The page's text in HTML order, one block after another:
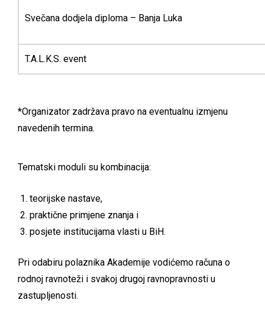
Svečana dodjela diploma – Banja Luka
T.A.L.K.S. event
*Organizator zadržava pravo na eventualnu izmjenu
navedenih termina.
Tematski moduli su kombinacija:
teorijske nastave,
praktične primjene znanja i
posjete institucijama vlasti u BiH.
Pri odabiru polaznika Akademije vodićemo računa o
rodnoj ravnoteži i svakoj drugoj ravnopravnosti u
zastupljenosti.